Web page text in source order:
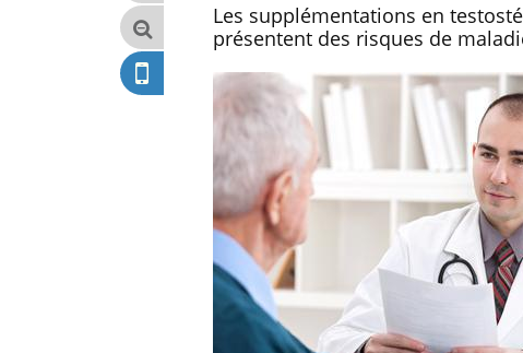
Les supplémentations en
présentent des risques de
Fortes chaleurs :
pourquoi le risque de
noyade grimpe-t-il ?